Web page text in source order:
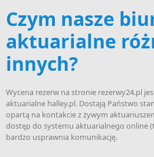
Czym nasze
aktuarialne
innych?
Wycena rezerw na stronie rezerwy24.pl
aktuarialne halley.pl. Dostają Państwo
opartą na kontakcie z żywym
dostęp do systemu aktuarialnego online
bardzo usprawnia komunikację.